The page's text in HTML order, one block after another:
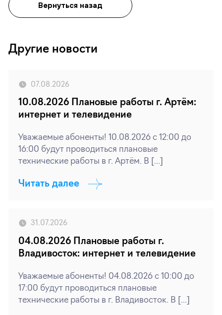
Вернуться назад
Другие новости
07.08.2026
10.08.2026 Плановые работы г. Артём:
интернет и телевидение
Уважаемые абоненты! 10.08.2026 с 12:00 до
16:00 будут проводиться плановые
технические работы в г. Артём. В […]
Читать далее
31.07.2026
04.08.2026 Плановые работы г.
Владивосток: интернет и телевидение
Уважаемые абоненты! 04.08.2026 с 10:00 до
17:00 будут проводиться плановые
технические работы в г. Владивосток. В […]